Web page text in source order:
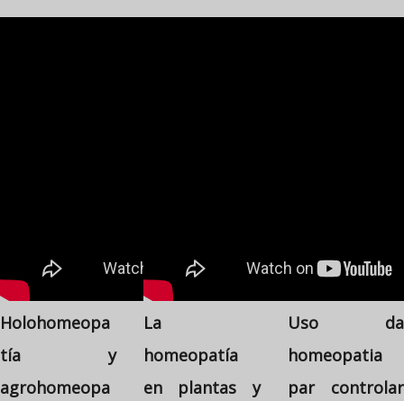
Holohomeopa
tía y
agrohomeopa
La
homeopatía
en plantas y
Uso da
homeopatia
par controlar